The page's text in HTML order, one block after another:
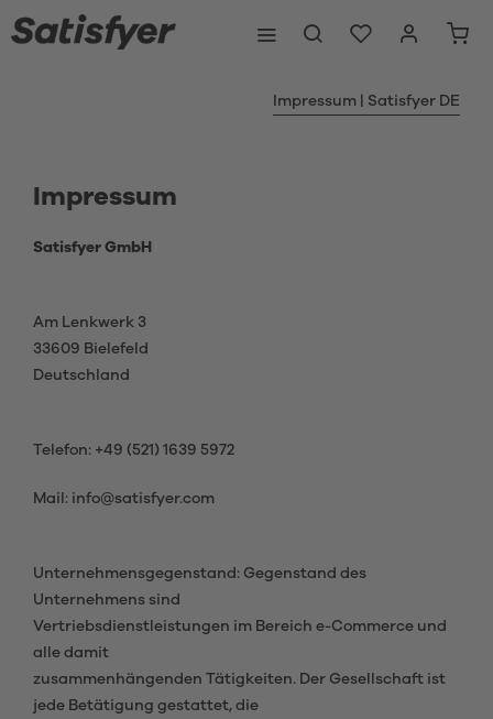
Impressum | Satisfyer DE
Impressum
Satisfyer GmbH
Am Lenkwerk 3
33609 Bielefeld
Deutschland
Telefon: +49 (521) 1639 5972
Mail: info@satisfyer.com
Unternehmensgegenstand: Gegenstand des
Unternehmens sind
Vertriebsdienstleistungen im Bereich e-Commerce und
alle damit
zusammenhängenden Tätigkeiten. Der Gesellschaft ist
jede Betätigung gestattet, die